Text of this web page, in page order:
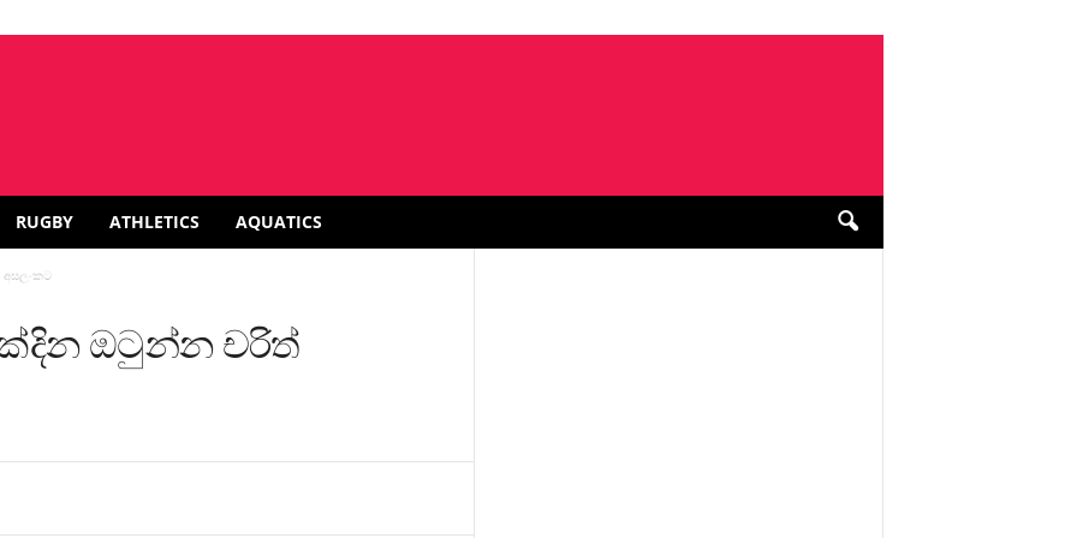
RUGBY ATHLETICS AQUATICS
ඔටුන්න චරිත්